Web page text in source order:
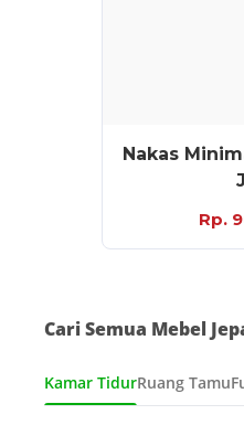
Nakas
Rp.
Cari Semua Mebel
Kamar TidurRuang Tamu